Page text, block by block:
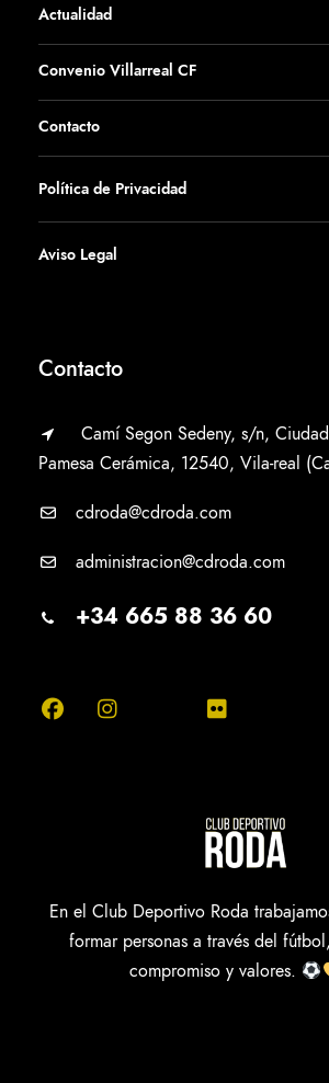
Actualidad
Convenio Villarreal CF
Contacto
Política de Privacidad
Aviso Legal
Contacto
Camí Segon Sedeny, s/n,
Pamesa Cerámica, 12540, Vila-real
cdroda@cdroda.com
administracion@cdroda.com
+34 665 88 36 60
En el Club Deportivo Roda
formar personas a través del
compromiso y valores.